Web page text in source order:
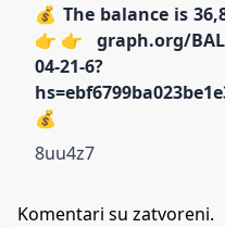
💰 The balance is
👉👉 graph.org/
04-21-6?
💰
8uu4z7
Komentari su zatvoreni.